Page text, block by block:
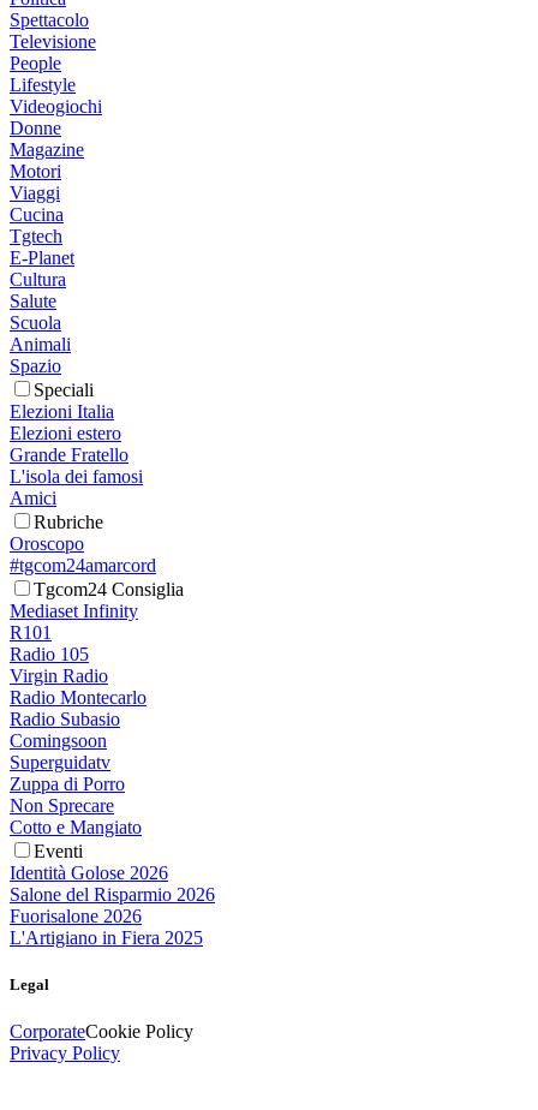
Spettacolo
Televisione
People
Lifestyle
Videogiochi
Donne
Magazine
Motori
Viaggi
Cucina
Tgtech
E-Planet
Cultura
Salute
Scuola
Animali
Spazio
Speciali
Elezioni Italia
Elezioni estero
Grande Fratello
L'isola dei famosi
Amici
Rubriche
Oroscopo
#tgcom24amarcord
Tgcom24 Consiglia
Mediaset Infinity
R101
Radio 105
Virgin Radio
Radio Montecarlo
Radio Subasio
Comingsoon
Superguidatv
Zuppa di Porro
Non Sprecare
Cotto e Mangiato
Eventi
Identità Golose 2026
Salone del Risparmio 2026
Fuorisalone 2026
L'Artigiano in Fiera 2025
Legal
CorporateCookie Policy
Privacy Policy